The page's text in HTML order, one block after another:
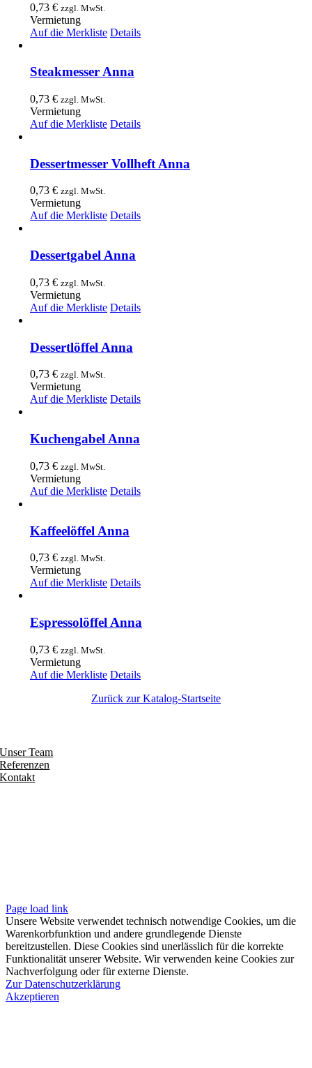
0,73 € zzgl. MwSt.
Vermietung
Auf die Merkliste Details
Steakmesser Anna
0,73 € zzgl. MwSt.
Vermietung
Auf die Merkliste Details
Dessertmesser Vollheft Anna
0,73 € zzgl. MwSt.
Vermietung
Auf die Merkliste Details
Dessertgabel Anna
0,73 € zzgl. MwSt.
Vermietung
Auf die Merkliste Details
Dessertlöffel Anna
0,73 € zzgl. MwSt.
Vermietung
Auf die Merkliste Details
Kuchengabel Anna
0,73 € zzgl. MwSt.
Vermietung
Auf die Merkliste Details
Kaffeelöffel Anna
0,73 € zzgl. MwSt.
Vermietung
Auf die Merkliste Details
Espressolöffel Anna
0,73 € zzgl. MwSt.
Vermietung
Auf die Merkliste Details
Zurück zur Katalog-Startseite
Unser Team
Referenzen
Kontakt
Page load link
Unsere Website verwendet technisch notwendige Cookies, um die
Warenkorbfunktion und andere grundlegende Dienste
bereitzustellen. Diese Cookies sind unerlässlich für die korrekte
Funktionalität unserer Website. Wir verwenden keine Cookies zur
Nachverfolgung oder für externe Dienste.
Zur Datenschutzerklärung
Akzeptieren